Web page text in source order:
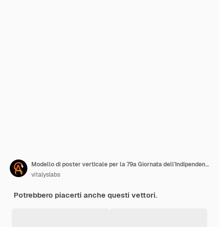
Modello di poster verticale per la 79a Giornata dell'Indipendenza dell'Indonesia
vitalyslabs
Potrebbero piacerti anche questi vettori.